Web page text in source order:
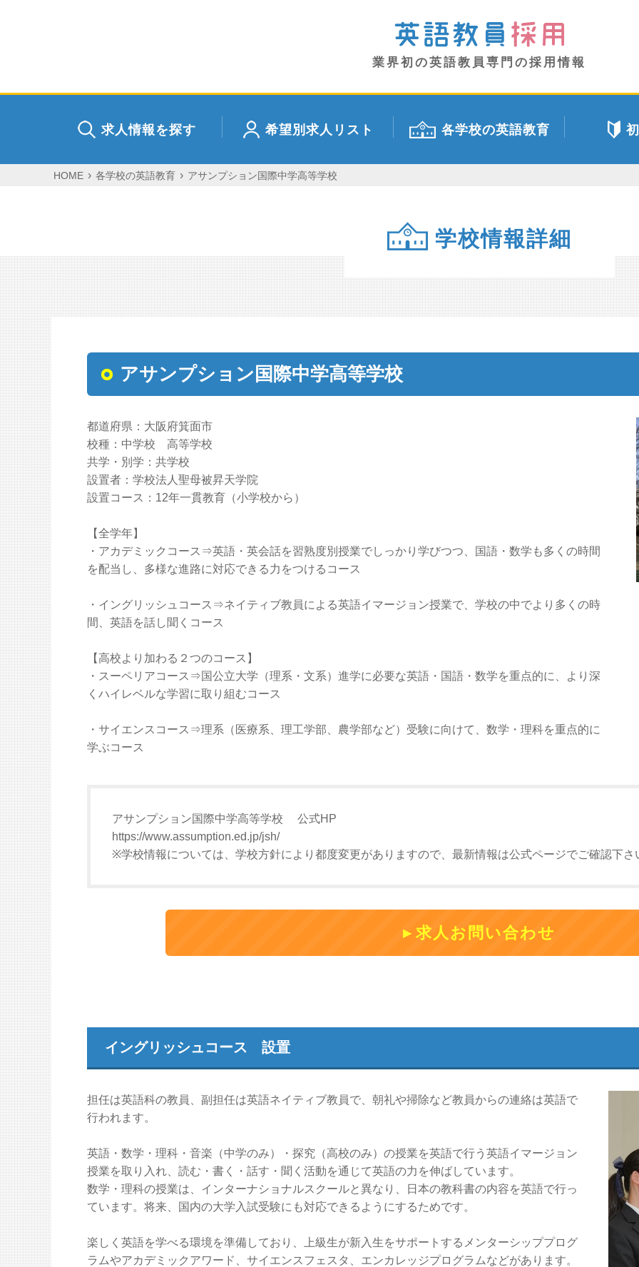
業界初の英語教員専門の採用情報
求人情報を探す 希望別求人リスト 各学校の英語教育
HOME 各学校の英語教育 アサンプション国際中学高等学校
学校情報詳細
アサンプション国際中学高等学校
都道府県：大阪府箕面市
校種：中学校 高等学校
共学・別学：共学校
設置者：学校法人聖母被昇天学院
設置コース：12年一貫教育（小学校から）
【全学年】
・アカデミックコース⇒英語・英会話を習熟度別授業でしっかり学びつつ、国語・数学も多くの時間
を配当し、多様な進路に対応できる力をつけるコース
・イングリッシュコース⇒ネイティブ教員による英語イマージョン授業で、学校の中でより多くの時
間、英語を話し聞くコース
【高校より加わる２つのコース】
・スーペリアコース⇒国公立大学（理系・文系）進学に必要な英語・国語・数学を重点的に、より深
くハイレベルな学習に取り組むコース
・サイエンスコース⇒理系（医療系、理工学部、農学部など）受験に向けて、数学・理科を重点的に
学ぶコース
アサンプション国際中学高等学校 公式HP
https://www.assumption.ed.jp/jsh/
※学校情報については、学校方針により都度変更がありますので、最新情報は公式ページでご確認下さ
求人お問い合わせ
イングリッシュコース 設置
担任は英語科の教員、副担任は英語ネイティブ教員で、朝礼や掃除など教員からの連絡は英語で
行われます。
英語・数学・理科・音楽（中学のみ）・探究（高校のみ）の授業を英語で行う英語イマージョン
授業を取り入れ、読む・書く・話す・聞く活動を通じて英語の力を伸ばしています。
数学・理科の授業は、インターナショナルスクールと異なり、日本の教科書の内容を英語で行っ
ています。将来、国内の大学入試受験にも対応できるようにするためです。
楽しく英語を学べる環境を準備しており、上級生が新入生をサポートするメンターシッププログ
ラムやアカデミックアワード、サイエンスフェスタ、エンカレッジプログラムなどがあります。